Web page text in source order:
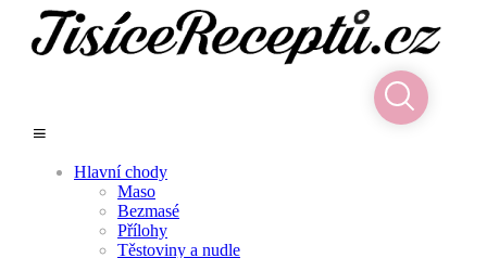
Hlavní chody
Maso
Bezmasé
Přílohy
Těstoviny a nudle